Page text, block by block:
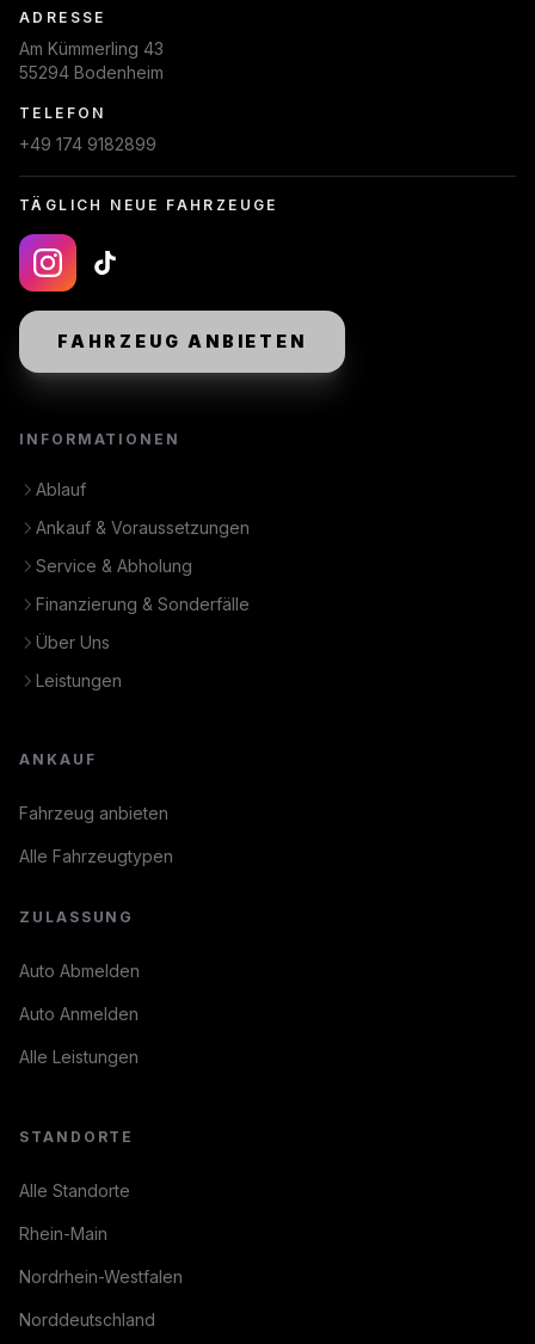
ADRESSE
Am Kümmerling 43
55294 Bodenheim
TELEFON
+49 174 9182899
TÄGLICH NEUE FAHRZEUGE
FAHRZEUG ANBIETEN
INFORMATIONEN
Ablauf
Ankauf & Voraussetzungen
Service & Abholung
Finanzierung & Sonderfälle
Über Uns
Leistungen
ANKAUF
Fahrzeug anbieten
Alle Fahrzeugtypen
ZULASSUNG
Auto Abmelden
Auto Anmelden
Alle Leistungen
STANDORTE
Alle Standorte
Rhein-Main
Nordrhein-Westfalen
Norddeutschland